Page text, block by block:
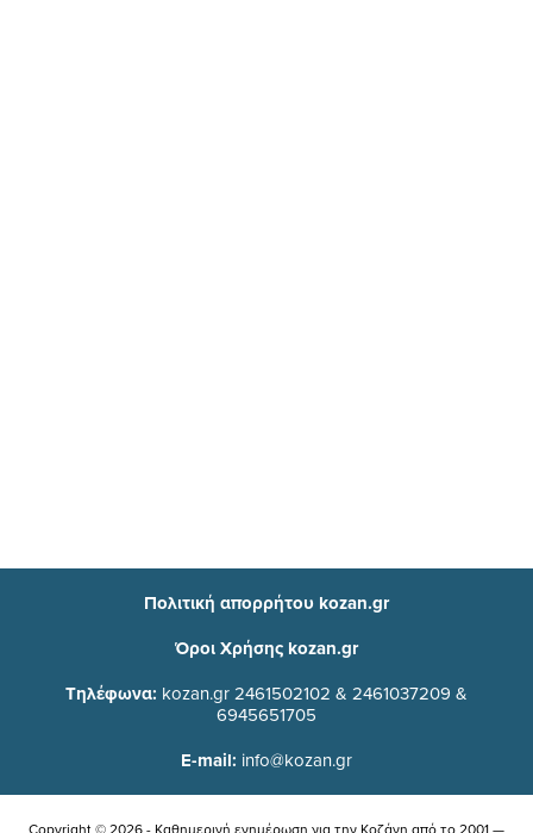
Πολιτική απορρήτου kozan.gr
Όροι Χρήσης kozan.gr
Τηλέφωνα: kozan.gr 2461502102 & 2461037209 &
6945651705
E-mail: info@kozan.gr